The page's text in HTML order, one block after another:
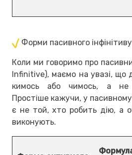
Форми пасивного
Коли ми говоримо про
Infinitive), маємо на увазі, що
кимось або чимось, а не
Простіше кажучи, у пасивному
є не той, хто робить дію, а
виконують.